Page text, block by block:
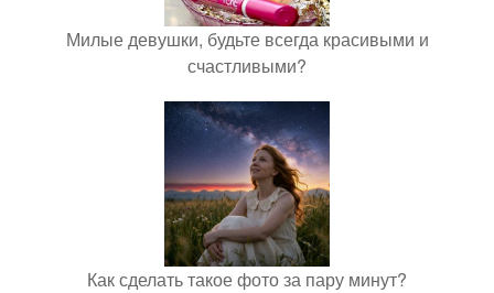
Милые девушки, будьте всегда красивыми и
счастливыми?
Как сделать такое фото за пару минут?